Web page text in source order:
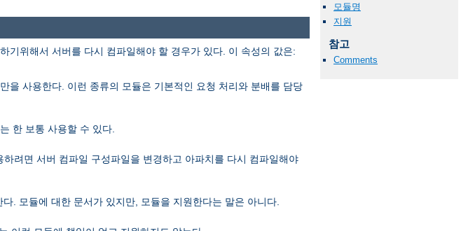
모듈명
지원
참고
Comments
기위해서 서버를 다시 컴파일해야 할 경우가 있다. 이 속성의 값은:
을 사용한다. 이런 종류의 모듈은 기본적인 요청 처리와 분배를 담당
한 보통 사용할 수 있다.
려면 서버 컴파일 구성파일을 변경하고 아파치를 다시 컴파일해야
. 모듈에 대한 문서가 있지만, 모듈을 지원한다는 말은 아니다.